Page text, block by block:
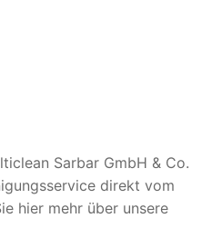
Sarbar GmbH & Co.
direkt vom
hier mehr über unsere